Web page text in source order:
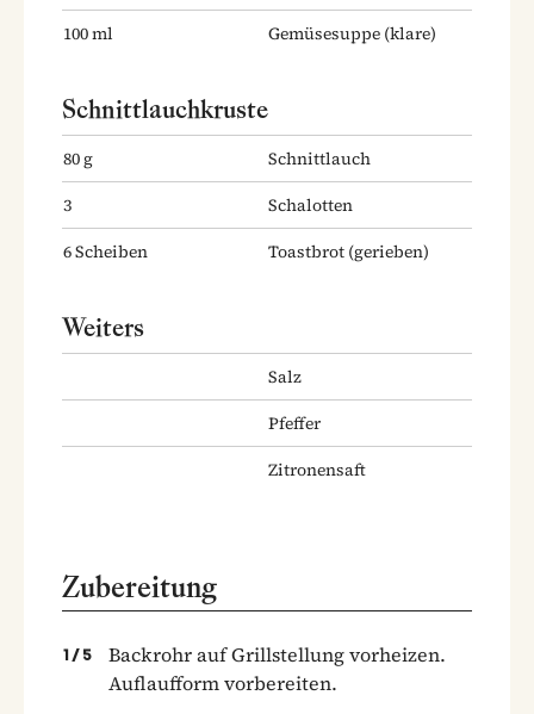
100ml Gemüsesuppe (klare)
Schnittlauchkruste
80g
Schnittlauch
3
Schalotten
6Scheiben Toastbrot (gerieben)
Weiters
Salz
Pfeffer
Zitronensaft
Zubereitung
1 / 5
Backrohr auf Grillstellung vorheizen.
Auflaufform vorbereiten.